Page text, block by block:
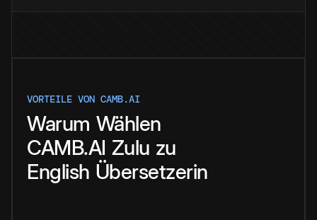
VORTEILE VON CAMB.AI
Warum Wählen
CAMB.AI Zulu zu
English Übersetzerin